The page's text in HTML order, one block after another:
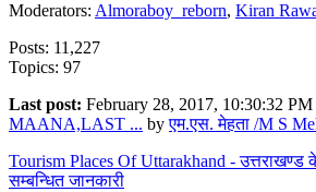
Moderators: Almoraboy_reborn, Kiran
Posts: 11,227
Topics: 97
Last post: February 28, 2017, 10:30:32 PM
MAANA,LAST ... byएम.एस. मेहता /M S
Tourism Places Of Uttarakhand - उत्तराखण्ड
सम्बन्धित जानकारी